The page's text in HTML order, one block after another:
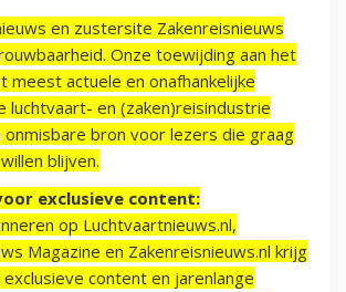
en zustersite Zakenreisnieuws
Onze toewijding aan het
meest actuele en onafhankelijke
luchtvaart- en (zaken)reisindustrie
onmisbare bron voor lezers die graag
blijven.
exclusieve content:
op Luchtvaartnieuws.nl,
Magazine en Zakenreisnieuws.nl krijg
content en jarenlange